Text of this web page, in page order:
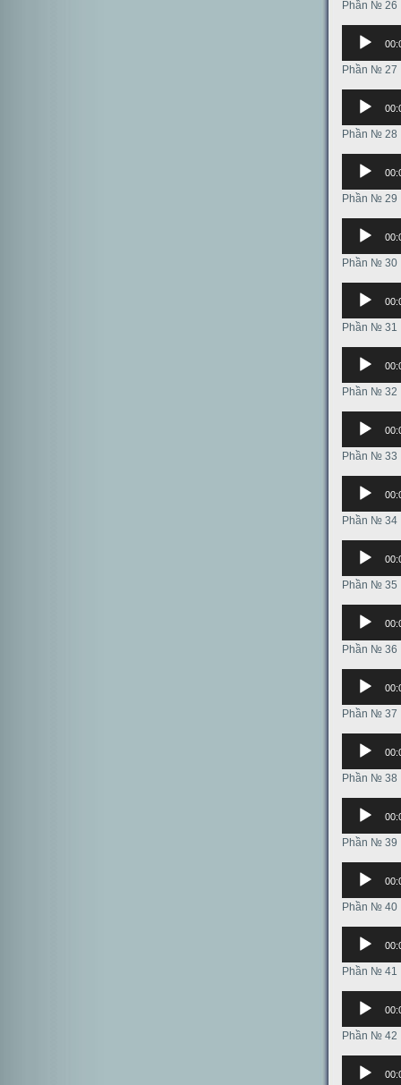
Phần № 26
Аудиоплеер
Phần № 27
Аудиоплеер
Phần № 28
Аудиоплеер
Phần № 29
Аудиоплеер
Phần № 30
Аудиоплеер
Phần № 31
Аудиоплеер
Phần № 32
Аудиоплеер
Phần № 33
Аудиоплеер
Phần № 34
Аудиоплеер
Phần № 35
Аудиоплеер
Phần № 36
Аудиоплеер
Phần № 37
Аудиоплеер
Phần № 38
Аудиоплеер
Phần № 39
Аудиоплеер
Phần № 40
Аудиоплеер
Phần № 41
Аудиоплеер
Phần № 42
Аудиоплеер